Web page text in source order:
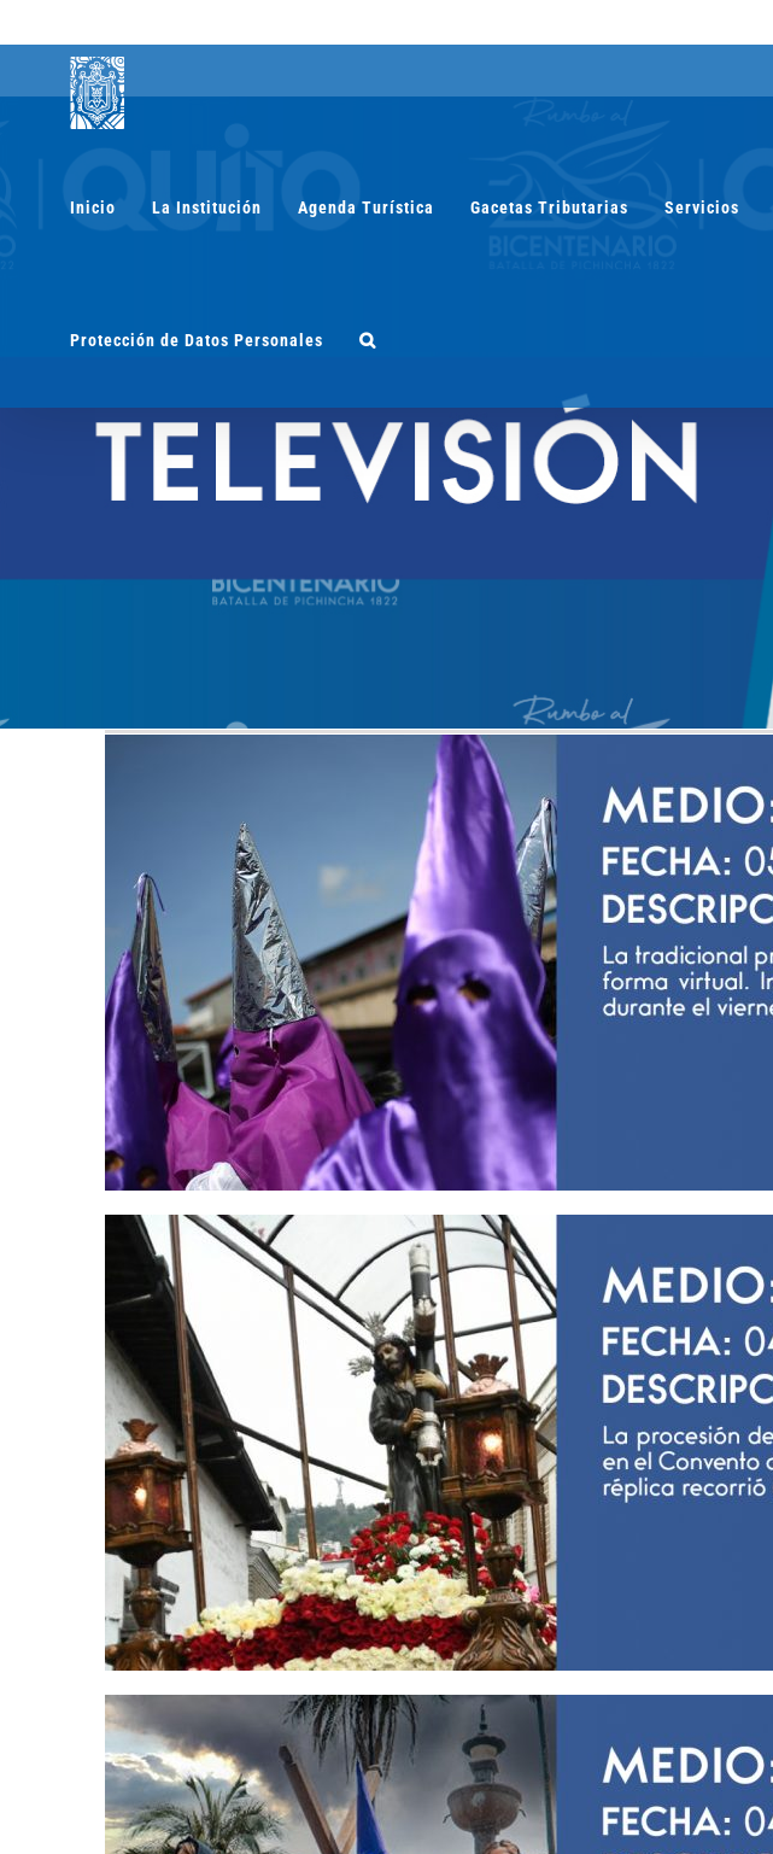
contenido
Inicio La Institución Agenda Turística Gacetas Tributarias Servicios
Protección de Datos Personales